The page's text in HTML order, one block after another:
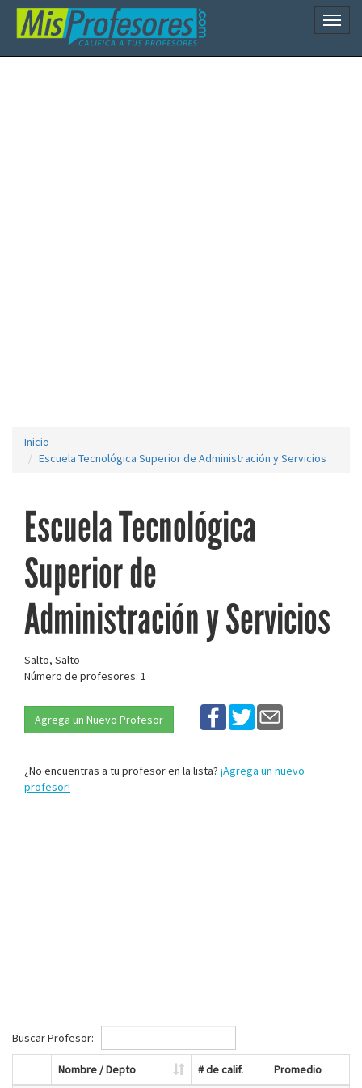
Inicio
Escuela Tecnológica Superior de Administración y Servicios
Escuela Tecnológica
Superior de
Administración y Servicios
Salto, Salto
Número de profesores: 1
Agrega un Nuevo Profesor
¿No encuentras a tu profesor en la lista? ¡Agrega un nuevo
profesor!
Buscar Profesor:
Nombre / Depto # de calif. Promedio